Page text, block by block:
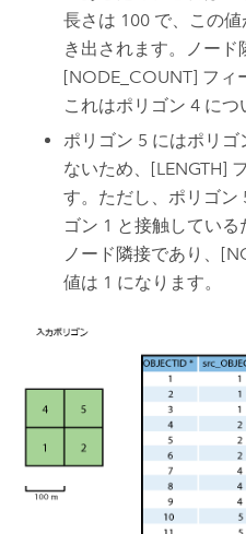
長さは 100 で、この
き出されます。ノード
[NODE_COUNT] フィ
これはポリゴン 4 につ
ポリゴン 5 にはポリ
ないため、[LENGTH]
す。ただし、ポリゴン
ゴン 1 と接触してい
ノード隣接であり、
値は 1 になります。